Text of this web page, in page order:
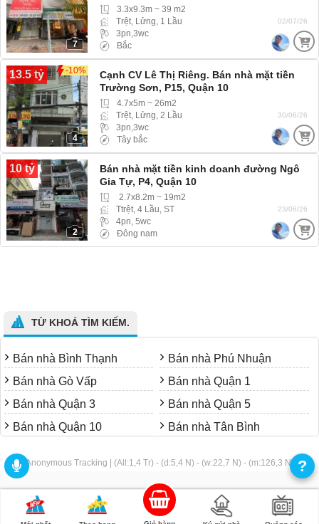
7
3.3x9.3m ~ 39 m2
Trệt, Lửng, 1 Lầu
3pn,3wc
Bắc
02/07/26
13.5 tỷ -10%
4
Cạnh CV Lê Thị Riêng. Bán nhà mặt tiền
Trường Sơn, P15, Quận 10
4.7x5m ~ 26m2
Trệt, Lửng, 2 Lầu
3pn,3wc
Tây bắc
30/06/26
10 tỷ
2
Bán nhà mặt tiền kinh doanh đường Ngô
Gia Tự, P4, Quận 10
2.7x8.2m ~ 19m2
Ttrệt, 4 Lầu, ST
4pn, 5wc
Đông nam
23/06/26
TỪ KHOÁ TÌM KIẾM.
Bán nhà Bình Thạnh
Bán nhà Phú Nhuận
Bán nhà Gò Vấp
Bán nhà Quận 1
Bán nhà Quận 3
Bán nhà Quận 5
Bán nhà Quận 10
Bán nhà Tân Bình
Anonymous Tracking | (All:1,4 Tr) - (d:5,4 N) - (w:22,7 N) - (m:126,3 N) ?